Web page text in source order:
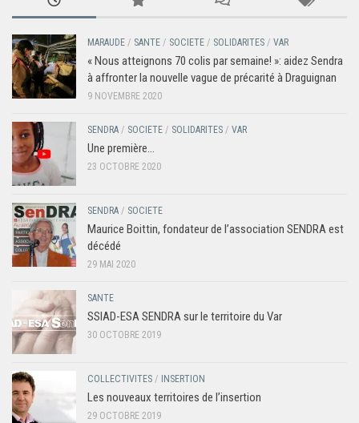
MARAUDE / SANTE / SOCIETE / SOLIDARITES / VAR
« Nous atteignons 70 colis par semaine! »: aidez Sendra
à affronter la nouvelle vague de précarité à Draguignan
9 NOVEMBRE 2020
SENDRA / SOCIETE / SOLIDARITES / VAR
Une première…
23 OCTOBRE 2020
SENDRA / SOCIETE
Maurice Boittin, fondateur de l’association SENDRA est
décédé
29 MAI 2020
SANTE
SSIAD-ESA SENDRA sur le territoire du Var
30 OCTOBRE 2019
COLLECTIVITES / INSERTION
Les nouveaux territoires de l’insertion
29 OCTOBRE 2019